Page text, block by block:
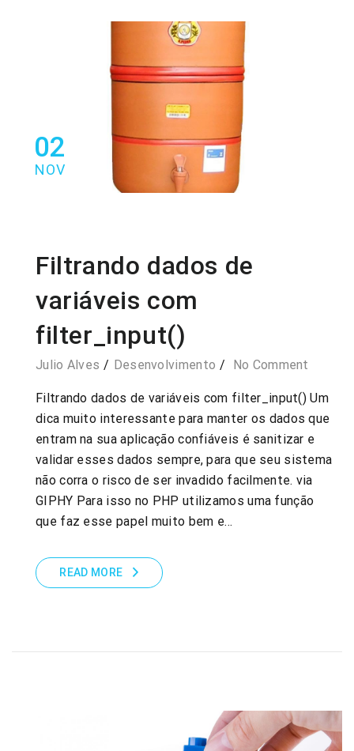
02
NOV
Filtrando dados de
variáveis com
filter_input()
Julio Alves Desenvolvimento No Comment
Filtrando dados de variáveis com filter_input() Um
dica muito interessante para manter os dados que
entram na sua aplicação confiáveis é sanitizar e
validar esses dados sempre, para que seu sistema
não corra o risco de ser invadido facilmente. via
GIPHY Para isso no PHP utilizamos uma função
que faz esse papel muito bem e…
READ MORE